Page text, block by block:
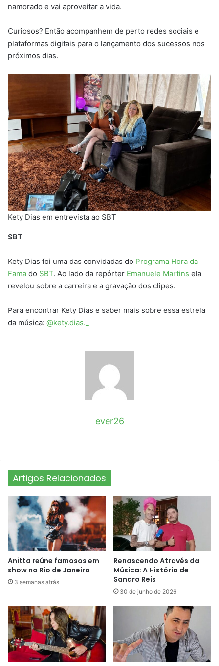
namorado e vai aproveitar a vida.
Curiosos? Então acompanhem de perto redes sociais e
plataformas digitais para o lançamento dos sucessos nos
próximos dias.
Kety Dias em entrevista ao SBT
SBT
Kety Dias foi uma das convidadas do Programa Hora da
Fama do SBT. Ao lado da repórter Emanuele Martins ela
revelou sobre a carreira e a gravação dos clipes.
Para encontrar Kety Dias e saber mais sobre essa estrela
da música: @kety.dias._
ever26
Artigos Relacionados
Anitta reúne famosos em
show no Rio de Janeiro
3 semanas atrás
Renascendo Através da
Música: A História de
Sandro Reis
30 de junho de 2026